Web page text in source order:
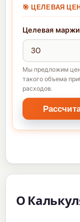
🎯 ЦЕЛЕВАЯ
Целевая
Мы предложим
такого объема
расходов.
О